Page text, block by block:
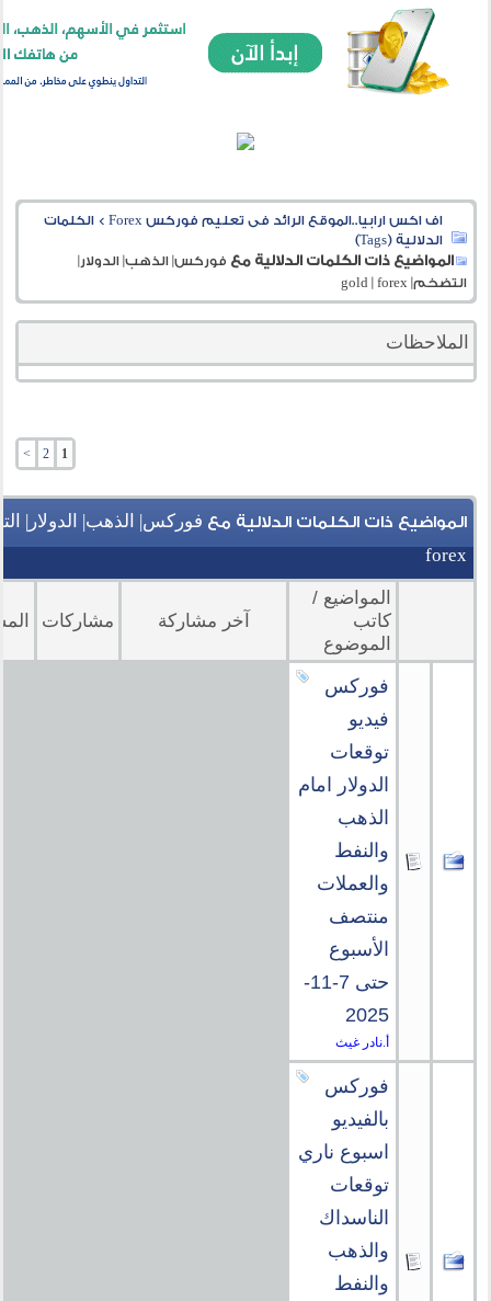
اف اكس ارابيا..الموقع الرائد فى تعليم فوركس Forex >الكلمات
الدلالية (Tags)
المواضيع ذات الكلمات الدلالية مع فوركس| الذهب| الدولار|
التضخم| gold | forex
الملاحظات
1
2
>
المواضيع ذات الكلمات الدلالية مع
forex
المواضيع /
كاتب
الموضوع
آخر مشاركة مشاركات
فوركس
فيديو
توقعات
الدولار امام
الذهب
والنفط
والعملات
منتصف
الأسبوع
حتى 7-11-
2025
أ.نادر غيث
فوركس
بالفيديو
اسبوع ناري
توقعات
الناسداك
والذهب
والنفط